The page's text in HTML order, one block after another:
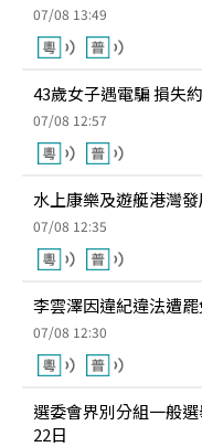
07/08 13:49
43歲女子遇電騙 損失
07/08 12:57
水上康樂及遊艇港灣
07/08 12:35
李雲澤因違紀違法遭
07/08 12:30
選委會界別分組一般
22日